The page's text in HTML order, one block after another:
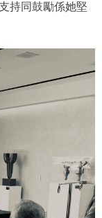
持同鼓勵係她堅